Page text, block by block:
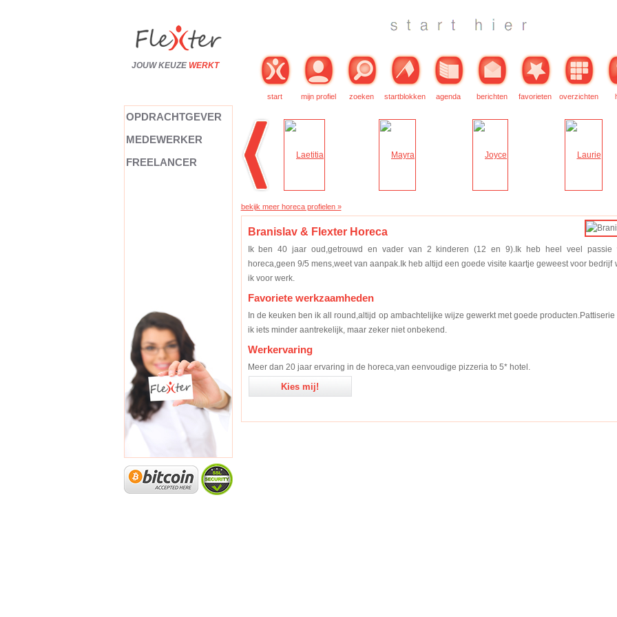
JOUW KEUZE WERKT
start mijn profiel zoeken startblokken agenda berichten favorieten overzichten
OPDRACHTGEVER
MEDEWERKER
FREELANCER
bekijk meer horeca profielen »
Branislav & Flexter Horeca
Ik ben 40 jaar oud,getrouwd en vader van 2 kinderen (12 en 9).Ik heb heel veel passie
horeca,geen 9/5 mens,weet van aanpak.Ik heb altijd een goede visite kaartje geweest voor bedrijf
ik voor werk.
Favoriete werkzaamheden
In de keuken ben ik all round,altijd op ambachtelijke wijze gewerkt met goede producten.Pattiserie
ik iets minder aantrekelijk, maar zeker niet onbekend.
Werkervaring
Meer dan 20 jaar ervaring in de horeca,van eenvoudige pizzeria to 5* hotel.
Kies mij!